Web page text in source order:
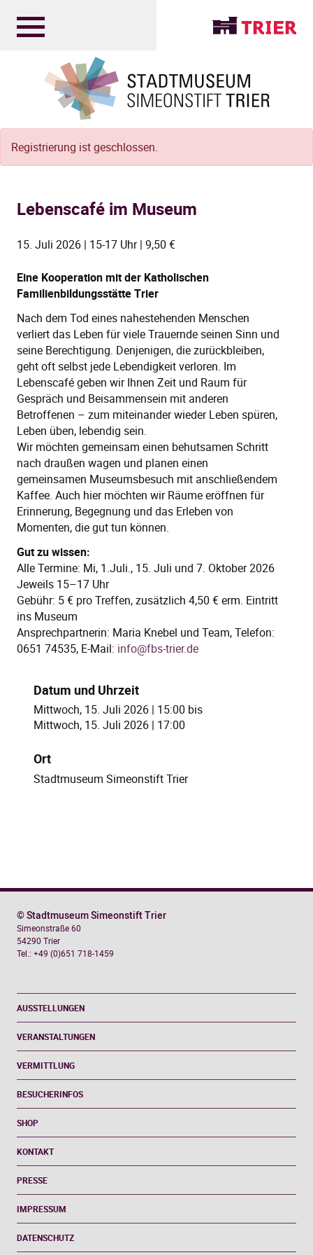
Registrierung ist geschlossen.
Lebenscafé im Museum
15. Juli 2026 | 15-17 Uhr | 9,50 €
Eine Kooperation mit der Katholischen
Familienbildungsstätte Trier
Nach dem Tod eines nahestehenden Menschen
verliert das Leben für viele Trauernde seinen Sinn und
seine Berechtigung. Denjenigen, die zurückbleiben,
geht oft selbst jede Lebendigkeit verloren. Im
Lebenscafé geben wir Ihnen Zeit und Raum für
Gespräch und Beisammensein mit anderen
Betroffenen – zum miteinander wieder Leben spüren,
Leben üben, lebendig sein.
Wir möchten gemeinsam einen behutsamen Schritt
nach draußen wagen und planen einen
gemeinsamen Museumsbesuch mit anschließendem
Kaffee. Auch hier möchten wir Räume eröffnen für
Erinnerung, Begegnung und das Erleben von
Momenten, die gut tun können.
Gut zu wissen:
Alle Termine: Mi, 1.Juli., 15. Juli und 7. Oktober 2026
Jeweils 15–17 Uhr
Gebühr: 5 € pro Treffen, zusätzlich 4,50 € erm. Eintritt
ins Museum
Ansprechpartnerin: Maria Knebel und Team, Telefon:
0651 74535, E-Mail: info@fbs-trier.de
Datum und Uhrzeit
Mittwoch, 15. Juli 2026 | 15:00 bis
Mittwoch, 15. Juli 2026 | 17:00
Ort
Stadtmuseum Simeonstift Trier
AUSSTELLUNGEN
VERANSTALTUNGEN
VERMITTLUNG
BESUCHERINFOS
SHOP
KONTAKT
PRESSE
IMPRESSUM
DATENSCHUTZ
© Stadtmuseum Simeonstift Trier
Simeonstraße 60
54290 Trier
Tel.: +49 (0)651 718-1459